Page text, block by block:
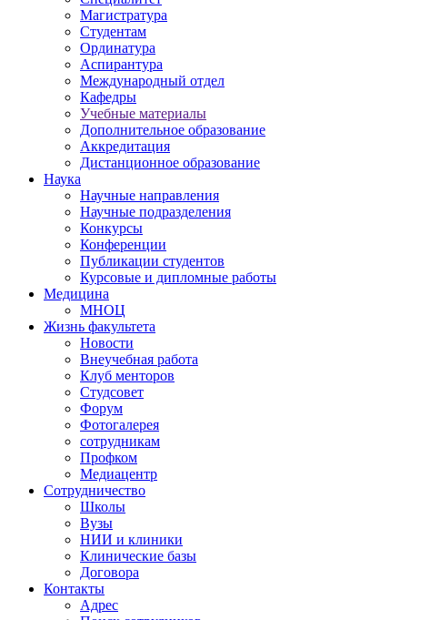
Магистратура
Студентам
Ординатура
Аспирантура
Международный отдел
Кафедры
Учебные материалы
Дополнительное образование
Аккредитация
Дистанционное образование
Наука
Научные направления
Научные подразделения
Конкурсы
Конференции
Публикации студентов
Курсовые и дипломные работы
Медицина
МНОЦ
Жизнь факультета
Новости
Внеучебная работа
Клуб менторов
Студсовет
Форум
Фотогалерея
сотрудникам
Профком
Медиацентр
Сотрудничество
Школы
Вузы
НИИ и клиники
Клинические базы
Договора
Контакты
Адрес